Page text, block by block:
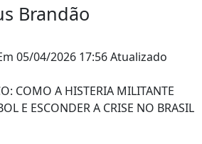
Brandão
05/04/2026 17:56Atualizado